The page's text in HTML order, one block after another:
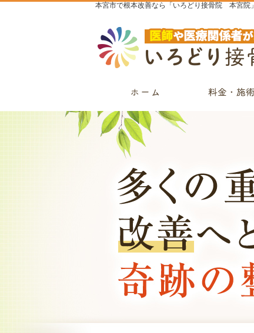
本宮市で根本改善なら「いろどり接骨院 本宮院」